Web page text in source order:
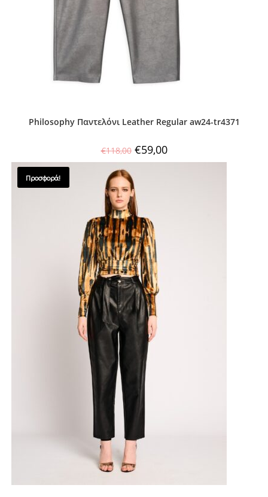
Philosophy Παντελόνι Leather Regular aw24-tr4371
€118,00 €59,00
SALES !
Προσφορά!